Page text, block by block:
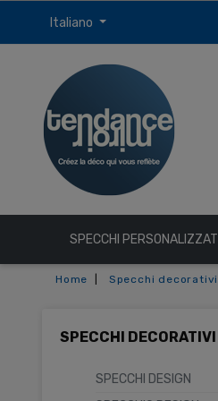
Italiano
SPECCHI PERSONALIZZATI
Home Specchi decorativi
SPECCHI DECORATIVI
SPECCHI DESIGN